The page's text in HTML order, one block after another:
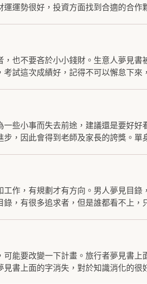
運勢很好，投資方面找到合適的合作
也不要吝於小小錢財。生意人夢見書
試這次成績好，記得不可以懈怠下來
些小事而失去前途，建議還是要好好
步，因此會得到老師及家長的誇獎。單
作，有規劃才有方向。男人夢見目錄
，有很多追求者，但是誰都看不上，
能要改變一下計畫。旅行者夢見書上
書上面的字消失，對於知識消化的很